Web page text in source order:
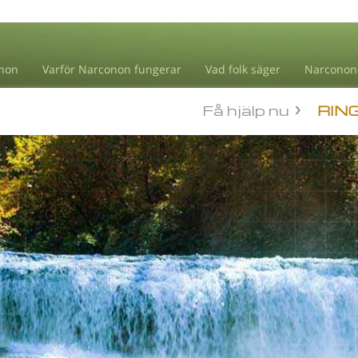
Varför Narconon fungerar Vad folk säger
Få hjälp nu